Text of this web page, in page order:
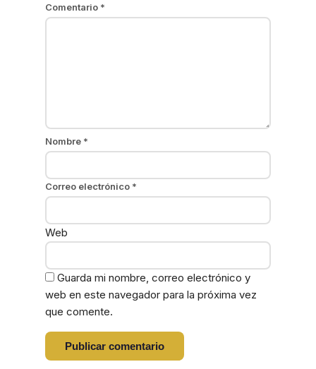
Comentario *
Nombre *
Correo electrónico *
Web
Guarda mi nombre, correo electrónico y
web en este navegador para la próxima vez
que comente.